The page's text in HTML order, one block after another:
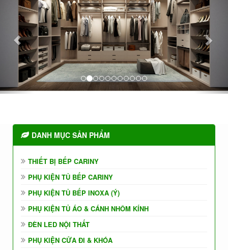
DANH MỤC SẢN PHẨM
THIẾT BỊ BẾP CARINY
PHỤ KIỆN TỦ BẾP CARINY
PHỤ KIỆN TỦ BẾP INOXA (Ý)
PHỤ KIỆN TỦ ÁO & CÁNH NHÔM KÍNH
ĐÈN LED NỘI THẤT
PHỤ KIỆN CỬA ĐI & KHÓA